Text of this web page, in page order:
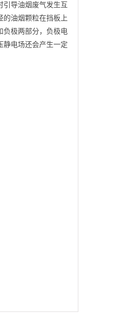
引导油烟废气发生互
的油烟颗粒在挡板上
负极两部分，负极电
静电场还会产生一定